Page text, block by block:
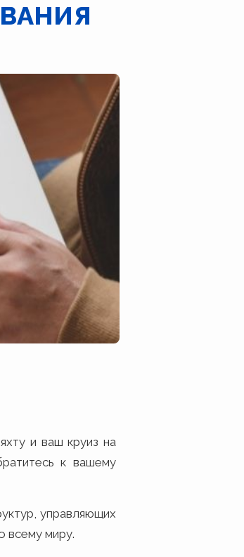
и ваш круиз на
к вашему
управляющих
всему миру.